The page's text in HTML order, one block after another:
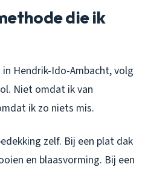
die ik
Hendrik-Ido-Ambacht, volg
Niet omdat ik van
ik zo niets mis.
zelf. Bij een plat dak
en blaasvorming. Bij een